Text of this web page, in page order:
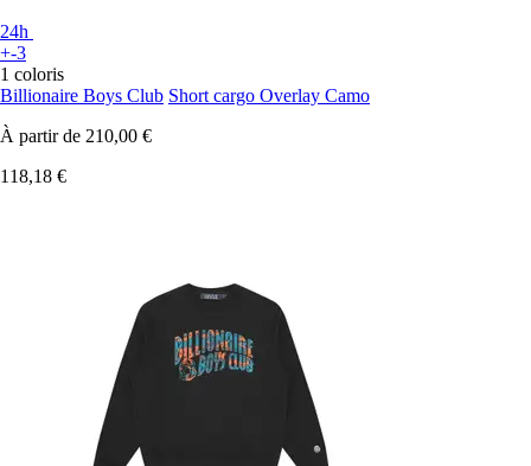
24h
+-3
1 coloris
Billionaire Boys Club Short cargo Overlay Camo
À partir de 210,00 €
118,18 €